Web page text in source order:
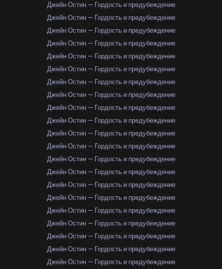
Джейн Остин — Гордость и предубеждение
Джейн Остин — Гордость и предубеждение
Джейн Остин — Гордость и предубеждение
Джейн Остин — Гордость и предубеждение
Джейн Остин — Гордость и предубеждение
Джейн Остин — Гордость и предубеждение
Джейн Остин — Гордость и предубеждение
Джейн Остин — Гордость и предубеждение
Джейн Остин — Гордость и предубеждение
Джейн Остин — Гордость и предубеждение
Джейн Остин — Гордость и предубеждение
Джейн Остин — Гордость и предубеждение
Джейн Остин — Гордость и предубеждение
Джейн Остин — Гордость и предубеждение
Джейн Остин — Гордость и предубеждение
Джейн Остин — Гордость и предубеждение
Джейн Остин — Гордость и предубеждение
Джейн Остин — Гордость и предубеждение
Джейн Остин — Гордость и предубеждение
Джейн Остин — Гордость и предубеждение
Джейн Остин — Гордость и предубеждение